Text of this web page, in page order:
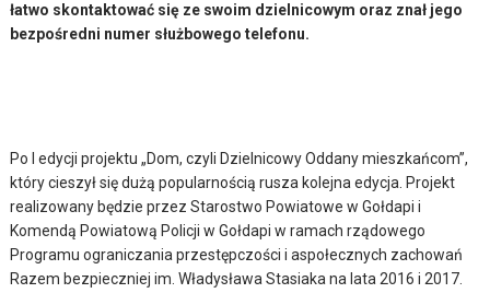
łatwo skontaktować się ze swoim dzielnicowym oraz znał jego
bezpośredni numer służbowego telefonu.
Po I edycji projektu „Dom, czyli Dzielnicowy Oddany mieszkańcom”,
który cieszył się dużą popularnością rusza kolejna edycja. Projekt
realizowany będzie przez Starostwo Powiatowe w Gołdapi i
Komendą Powiatową Policji w Gołdapi w ramach rządowego
Programu ograniczania przestępczości i aspołecznych zachowań
Razem bezpieczniej im. Władysława Stasiaka na lata 2016 i 2017.